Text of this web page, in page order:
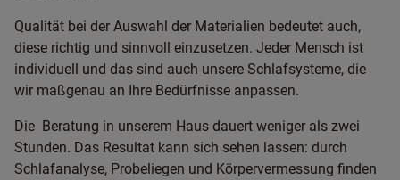
Qualität bei der Auswahl der Materialien bedeutet auch,
diese richtig und sinnvoll einzusetzen. Jeder Mensch ist
individuell und das sind auch unsere Schlafsysteme, die
wir maßgenau an Ihre Bedürfnisse anpassen.
Die Beratung in unserem Haus dauert weniger als zwei
Stunden. Das Resultat kann sich sehen lassen: durch
Schlafanalyse, Probeliegen und Körpervermessung finden